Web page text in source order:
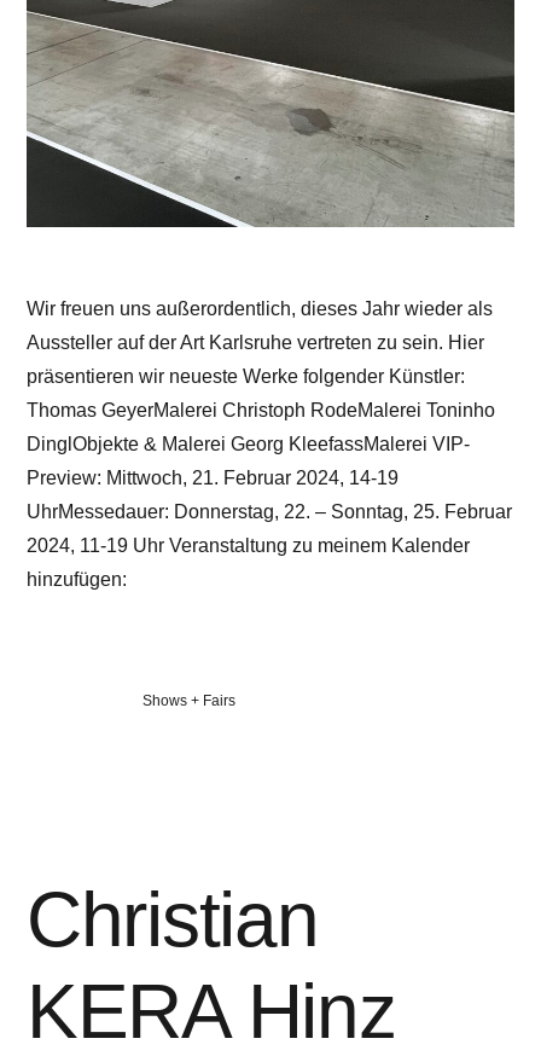
Wir freuen uns außerordentlich, dieses Jahr wieder als
Aussteller auf der Art Karlsruhe vertreten zu sein. Hier
präsentieren wir neueste Werke folgender Künstler:
Thomas GeyerMalerei Christoph RodeMalerei Toninho
DinglObjekte & Malerei Georg KleefassMalerei VIP-
Preview: Mittwoch, 21. Februar 2024, 14-19
UhrMessedauer: Donnerstag, 22. – Sonntag, 25. Februar
2024, 11-19 Uhr Veranstaltung zu meinem Kalender
hinzufügen:
Veröffentlicht
Shows + Fairs
Christian
KERA Hinz